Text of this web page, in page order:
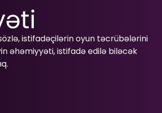
istifadəçilərin oyun təcrübələrini
əhəmiyyəti, istifadə edilə biləcək